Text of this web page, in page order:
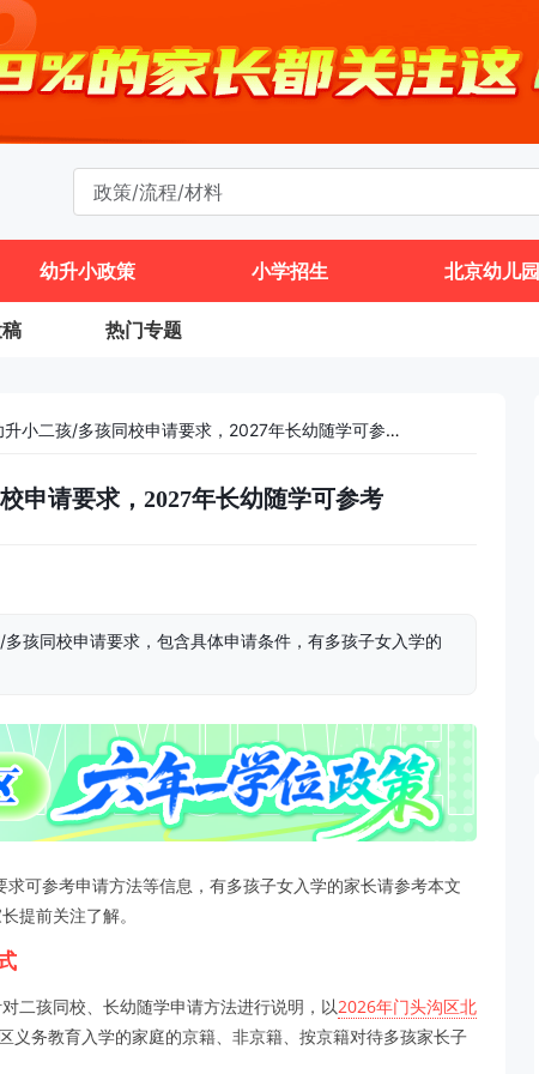
幼升小政策 小学招生 北京幼儿园
热门专题
门头沟区幼升小二孩/多孩同校申请要求，2027年长幼随学可参考
申请要求，2027年长幼随学可参考
孩同校申请要求，包含具体申请条件，有多孩子女入学的
可参考申请方法等信息，有多孩子女入学的家长请参考本文
提前关注了解。
二孩同校、长幼随学申请方法进行说明，以2026年门头沟区北
义务教育入学的家庭的京籍、非京籍、按京籍对待多孩家长子